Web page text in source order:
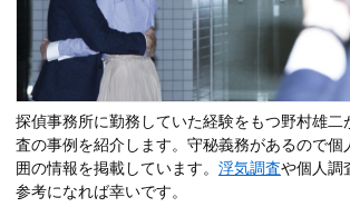
探偵事務所に勤務していた経験をもつ野村雄二
査の事例を紹介します。守秘義務があるので個
囲の情報を掲載しています。 浮気調査や個人調
参考になれば幸いです。